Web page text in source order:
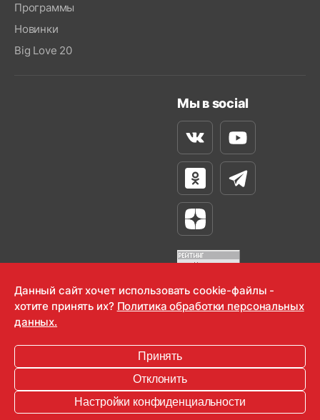
Программы
Новинки
Big Love 20
Мы в social
ВконтактеYoutube
Одноклассники
Телеграм
Яндекс Дзен
OOO "Радио-Любовь" 2000-2026
Информация для правообладателей
Данный сайт хочет использовать cookie-файлы -
хотите принять их? Политика обработки персональных
данных.
Принять
Отклонить
Настройки конфиденциальности